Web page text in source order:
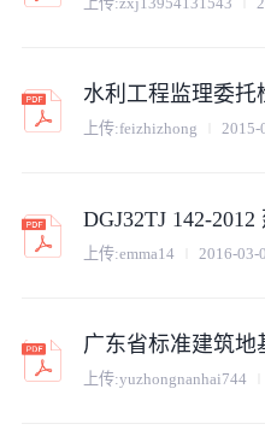
水利工程监理委托
上传:feizhizhong 2015-
DGJ32TJ 142-
上传:emma14 2016-03-
上传:yuzhongnanhai744